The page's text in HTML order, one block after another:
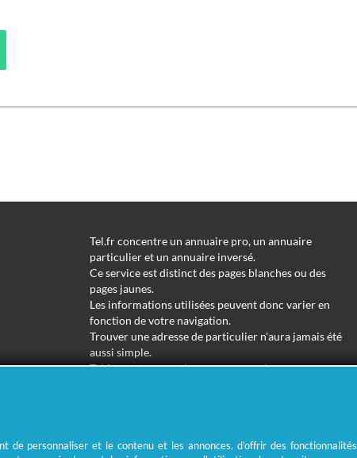
Tel.fr concentre un annuaire pro, un annuaire
particulier et un annuaire inversé.
Ce service est distinct des pages blanches ou des
pages jaunes.
Les informations utilisées peuvent donc varier en
fonction de votre navigation.
Trouver une adresse de particulier n'aura jamais été
aussi simple.
Tel.fr vous permet de trouver une adresse avec un
© Ecométrie 2026
de personnaliser et le contenu et les annonces, d'offrir des fonctionnalités